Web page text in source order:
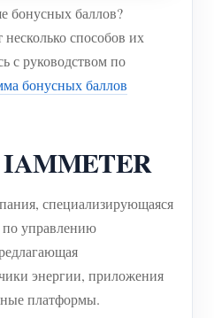
бонусных баллов?
способов их
с руководством по
бонусных баллов
специализирующаяся
по управлению
энергии, приложения
платформы.